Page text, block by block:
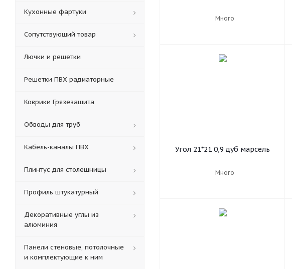
Много
Угол 21*21 0,9 дуб марсель
Много
Кухонные фартуки
Сопутствующий товар
Лючки и решетки
Решетки ПВХ радиаторные
Коврики Грязезащита
Обводы для труб
Кабель-каналы ПВХ
Плинтус для столешницы
Профиль штукатурный
Декоративные углы из
алюминия
Панели стеновые, потолочные
и комплектующие к ним